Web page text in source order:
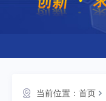
当前位置： 首页